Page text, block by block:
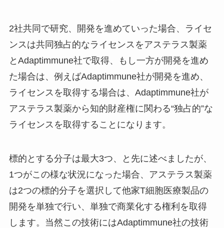
2社共同で研究、開発を進めていった場合、ライセ
ンスは共同独占的なライセンスをアステラス製薬
とAdaptimmune社で取得、もし一方が開発を進め
た場合は、例えばAdaptimmune社が開発を進め、
ライセンスを取得する場合は、Adaptimmune社が
アステラス製薬から知的財産権に関わる“独占的”な
ライセンスを取得することになります。
標的とする分子は最大3つ、と先に述べましたが、
1つがこの様な状況になった場合、アステラス製薬
は2つの標的分子を選択して他家T細胞医療製品の
開発を単独で行い、単独で商業化する権利を取得
します。当然この技術にはAdaptimmune社の技術